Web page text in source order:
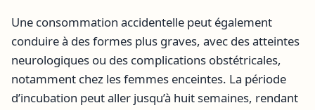
Une consommation accidentelle peut également
conduire à des formes plus graves, avec des atteintes
neurologiques ou des complications obstétricales,
notamment chez les femmes enceintes. La période
d’incubation peut aller jusqu’à huit semaines, rendant